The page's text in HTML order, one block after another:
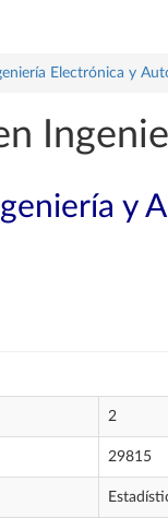
Electrónica y
y
2
29815